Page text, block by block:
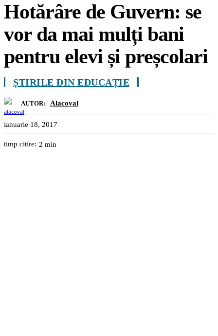
Hotărâre de Guvern: se
vor da mai mulți bani
pentru elevi și preșcolari
ȘTIRILE DIN EDUCAȚIE
AUTOR: Alacoval
ianuarie 18, 2017
timp citire: 2 min